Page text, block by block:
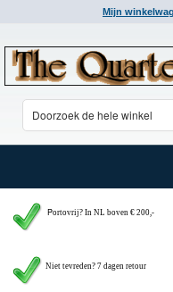
Mijn
Portovrij? In NL boven € 200,-
Niet tevreden? 7 dagen retour